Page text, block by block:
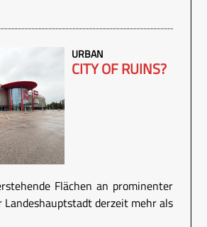
URBAN
CITY OF RUINS?
Flächen an prominenter
derzeit mehr als